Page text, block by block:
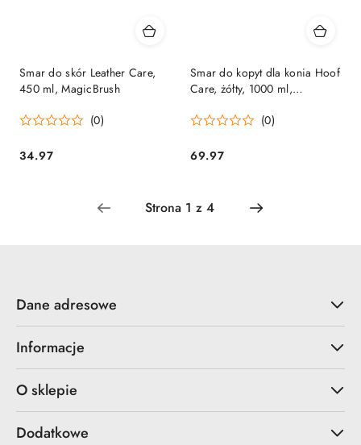
Smar do skór Leather Care,
450 ml, MagicBrush
(0)
Cena:
34.97
Smar do kopyt dla konia Hoof
Care, żółty, 1000 ml,
(0)
Cena:
69.97
Dane adresowe
Informacje
O sklepie
Dodatkowe